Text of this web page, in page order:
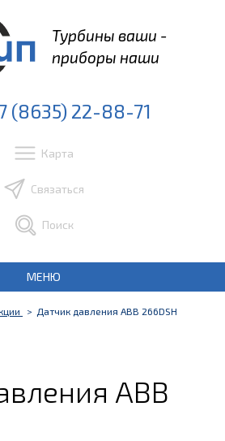
Турбины ваши -
приборы наши
(8635) 22-88-71
Карта
Связаться
Поиск
МЕНЮ
Датчик давления ABB 266DSH
ABB